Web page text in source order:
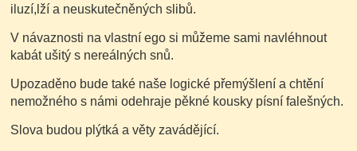
iluzí,lží a neuskutečněných slibů.
V návaznosti na vlastní ego si můžeme sami navléhnout
kabát ušitý s nereálných snů.
Upozaděno bude také naše logické přemýšlení a chtění
nemožného s námi odehraje pěkné kousky písní falešných.
Slova budou plýtká a věty zavádějící.